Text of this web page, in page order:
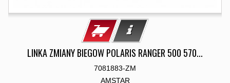
LINKA ZMIANY BIEGOW POLARIS RANGER 500 570...
7081883-ZM
AMSTAR